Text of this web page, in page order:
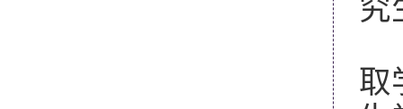
取